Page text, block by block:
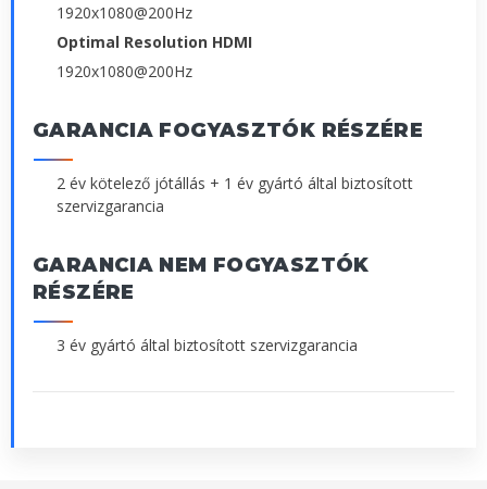
1920x1080@200Hz
Optimal Resolution HDMI
1920x1080@200Hz
GARANCIA FOGYASZTÓK RÉSZÉRE
2 év kötelező jótállás + 1 év gyártó által biztosított
szervizgarancia
GARANCIA NEM FOGYASZTÓK
RÉSZÉRE
3 év gyártó által biztosított szervizgarancia